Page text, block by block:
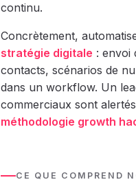
continu.
Concrètement,
stratégie digitale : envoi
contacts, scénarios de
dans un workflow. Un
commerciaux sont
méthodologie growth
CE QUE COMPREND